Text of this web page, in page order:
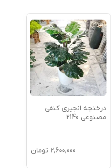
درختچه انجیری کنفی
مصنوعی 2140
2,600,000 تومان